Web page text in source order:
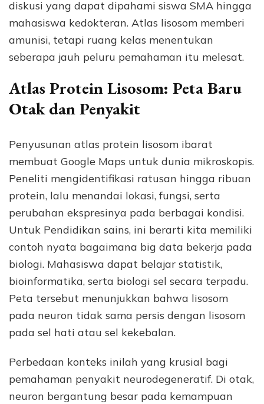
diskusi yang dapat dipahami siswa SMA hingga
mahasiswa kedokteran. Atlas lisosom memberi
amunisi, tetapi ruang kelas menentukan
seberapa jauh peluru pemahaman itu melesat.
Atlas Protein Lisosom: Peta Baru
Otak dan Penyakit
Penyusunan atlas protein lisosom ibarat
membuat Google Maps untuk dunia mikroskopis.
Peneliti mengidentifikasi ratusan hingga ribuan
protein, lalu menandai lokasi, fungsi, serta
perubahan ekspresinya pada berbagai kondisi.
Untuk Pendidikan sains, ini berarti kita memiliki
contoh nyata bagaimana big data bekerja pada
biologi. Mahasiswa dapat belajar statistik,
bioinformatika, serta biologi sel secara terpadu.
Peta tersebut menunjukkan bahwa lisosom
pada neuron tidak sama persis dengan lisosom
pada sel hati atau sel kekebalan.
Perbedaan konteks inilah yang krusial bagi
pemahaman penyakit neurodegeneratif. Di otak,
neuron bergantung besar pada kemampuan